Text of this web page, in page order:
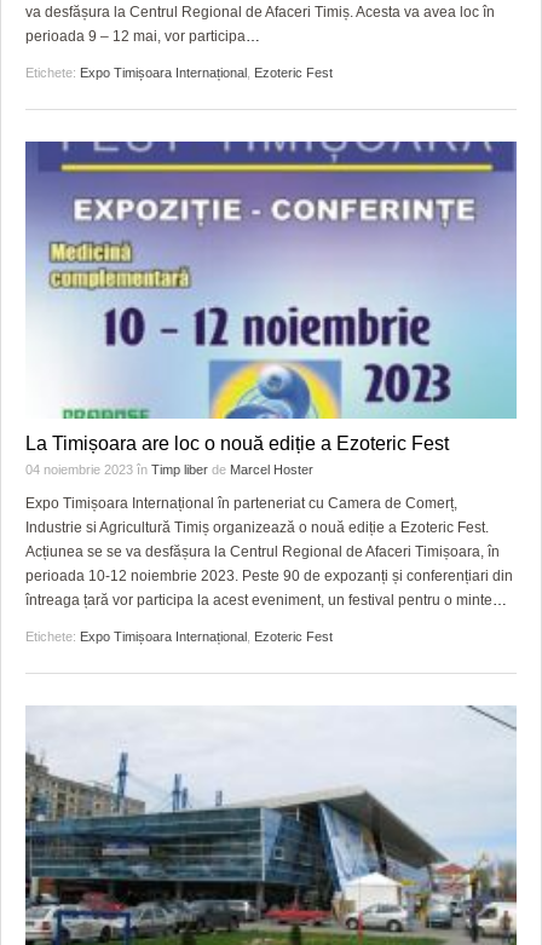
va desfășura la Centrul Regional de Afaceri Timiș. Acesta va avea loc în
perioada 9 – 12 mai, vor participa
Etichete: Expo Timișoara Internațional Ezoteric Fest
La Timișoara are loc o nouă ediție a Ezoteric Fest
04 noiembrie 2023 în Timp liber de Marcel Hoster
Expo Timișoara Internațional în parteneriat cu Camera de Comerț,
Industrie si Agricultură Timiș organizează o nouă ediție a Ezoteric Fest.
Acțiunea se se va desfășura la Centrul Regional de Afaceri Timișoara, în
perioada 10-12 noiembrie 2023. Peste 90 de expozanți și conferențiari din
întreaga țară vor participa la acest eveniment, un festival pentru o minte…
Etichete: Expo Timișoara Internațional Ezoteric Fest